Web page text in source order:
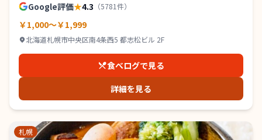
Google評価★4.3 （5781件）
￥1,000～￥1,999
北海道札幌市中央区南4条西5 都志松ビル 2F
食べログで見る
詳細を見る
札幌